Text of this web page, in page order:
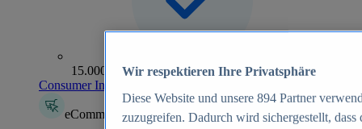
15.000+ Marken
Consumer Insights entdecken
eCommerce Insights
Wir respektieren Ihre Privatsphäre
Diese Website und unsere 894 Partner
zuzugreifen. Dadurch wird sichergestellt,